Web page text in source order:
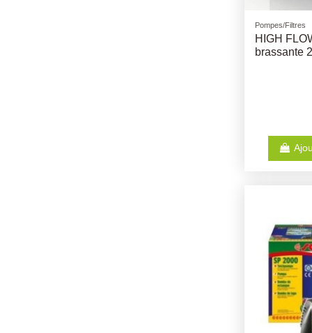
Pompes/Filtres
HIGH
brassante